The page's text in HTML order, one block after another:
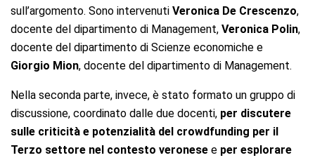
sull’argomento. Sono intervenuti Veronica De Crescenzo,
docente del dipartimento di Management, Veronica Polin,
docente del dipartimento di Scienze economiche e
Giorgio Mion, docente del dipartimento di Management.
Nella seconda parte, invece, è stato formato un gruppo di
discussione, coordinato dalle due docenti, per discutere
sulle criticità e potenzialità del crowdfunding per il
Terzo settore nel contesto veronese e per esplorare